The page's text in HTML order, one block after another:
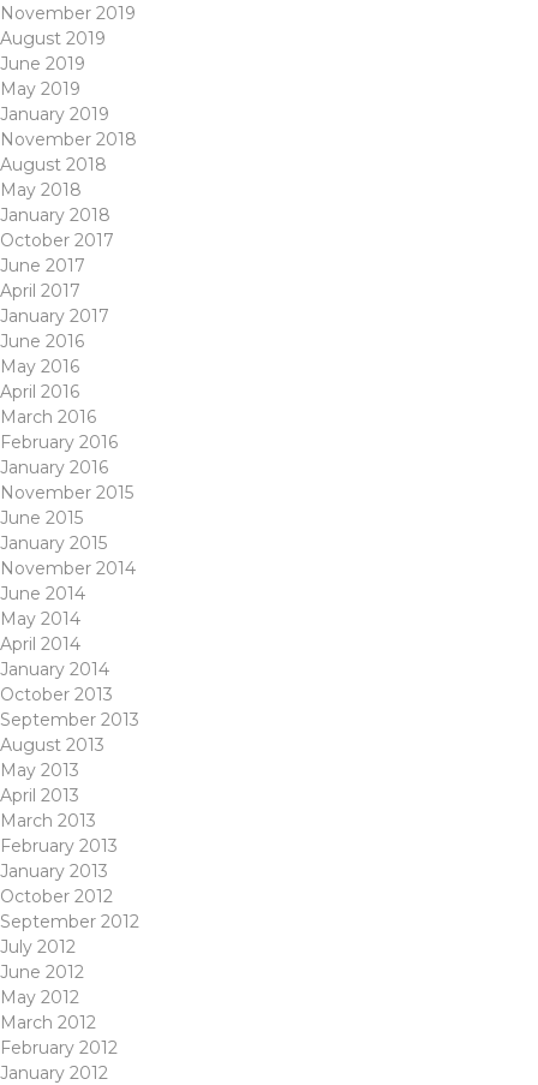
November 2019
August 2019
June 2019
May 2019
January 2019
November 2018
August 2018
May 2018
January 2018
October 2017
June 2017
April 2017
January 2017
June 2016
May 2016
April 2016
March 2016
February 2016
January 2016
November 2015
June 2015
January 2015
November 2014
June 2014
May 2014
April 2014
January 2014
October 2013
September 2013
August 2013
May 2013
April 2013
March 2013
February 2013
January 2013
October 2012
September 2012
July 2012
June 2012
May 2012
March 2012
February 2012
January 2012